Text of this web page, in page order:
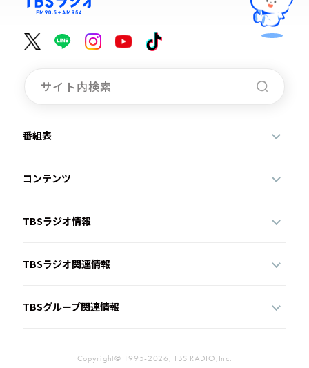
番組表
コンテンツ
TBSラジオ情報
TBSラジオ関連情報
TBSグループ関連情報
Copyright© 1995-2026, TBS RADIO,Inc.